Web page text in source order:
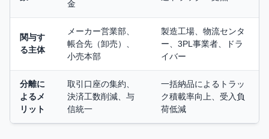
金
関与す
る主体
メーカー営業部、
帳合先（卸売）、
小売本部
製造工場、物流センタ
ー、3PL事業者、ドラ
イバー
分離に
よるメ
リット
取引口座の集約、
決済工数削減、与
信統一
一括納品によるトラッ
ク積載率向上、受入負
荷低減